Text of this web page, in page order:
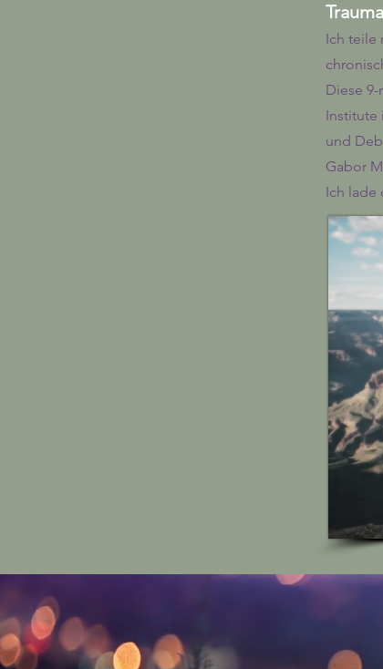
Ich teile
Diese
Institute
und
Gabor
Ich lade